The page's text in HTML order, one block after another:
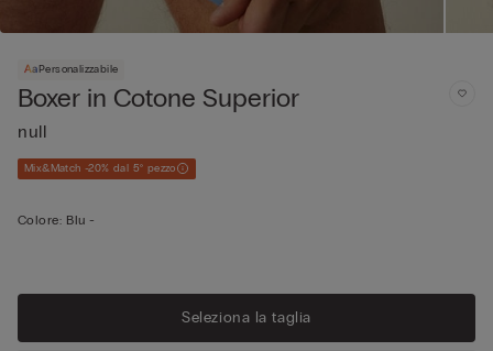
Personalizzabile
Boxer in Cotone Superior
null
Mix&Match -20% dal 5° pezzo
Colore: Blu -
Seleziona la taglia